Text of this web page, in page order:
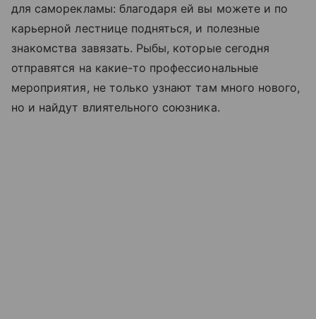
для саморекламы: благодаря ей вы можете и по
карьерной лестнице подняться, и полезные
знакомства завязать. Рыбы, которые сегодня
отправятся на какие-то профессиональные
мероприятия, не только узнают там много нового,
но и найдут влиятельного союзника.